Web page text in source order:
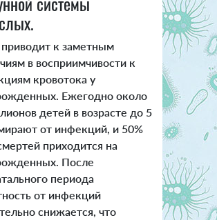
к заметным
в восприимчивости к
кровотока у
Ежегодно около
детей в возрасте до 5
от инфекций, и 50%
приходится на
После
периода
от инфекций
снижается, что